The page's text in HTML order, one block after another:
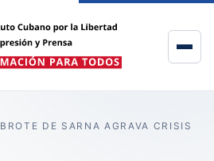
BROTE DE SARNA AGRAVA CRISIS